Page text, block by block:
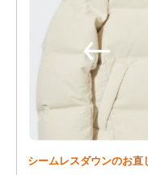
シームレスダウンのお